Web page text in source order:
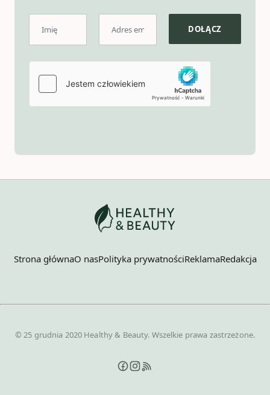
Strona głównaO nasPolityka prywatnościReklamaRedakcja
© 25 grudnia 2020 Healthy & Beauty. Wszelkie prawa zastrzeżone.